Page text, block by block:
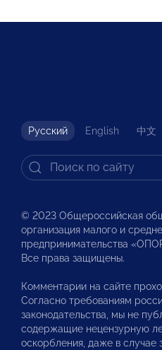
Русский English 中文
© 2023 Общероссийская
организация малого и
предпринимательства
Все права защищены.
Комментарии на сайте
Согласно требованиям
законодательства, мы не
содержащие нецензурную
оскорбления, даже в случае